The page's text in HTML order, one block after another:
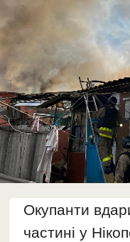
Окупанти
частині у